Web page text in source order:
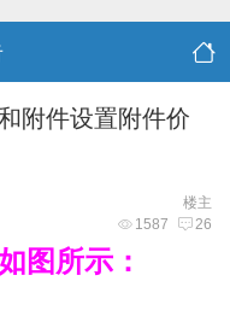
附件设置附件价
楼主
1587 26
图所示：